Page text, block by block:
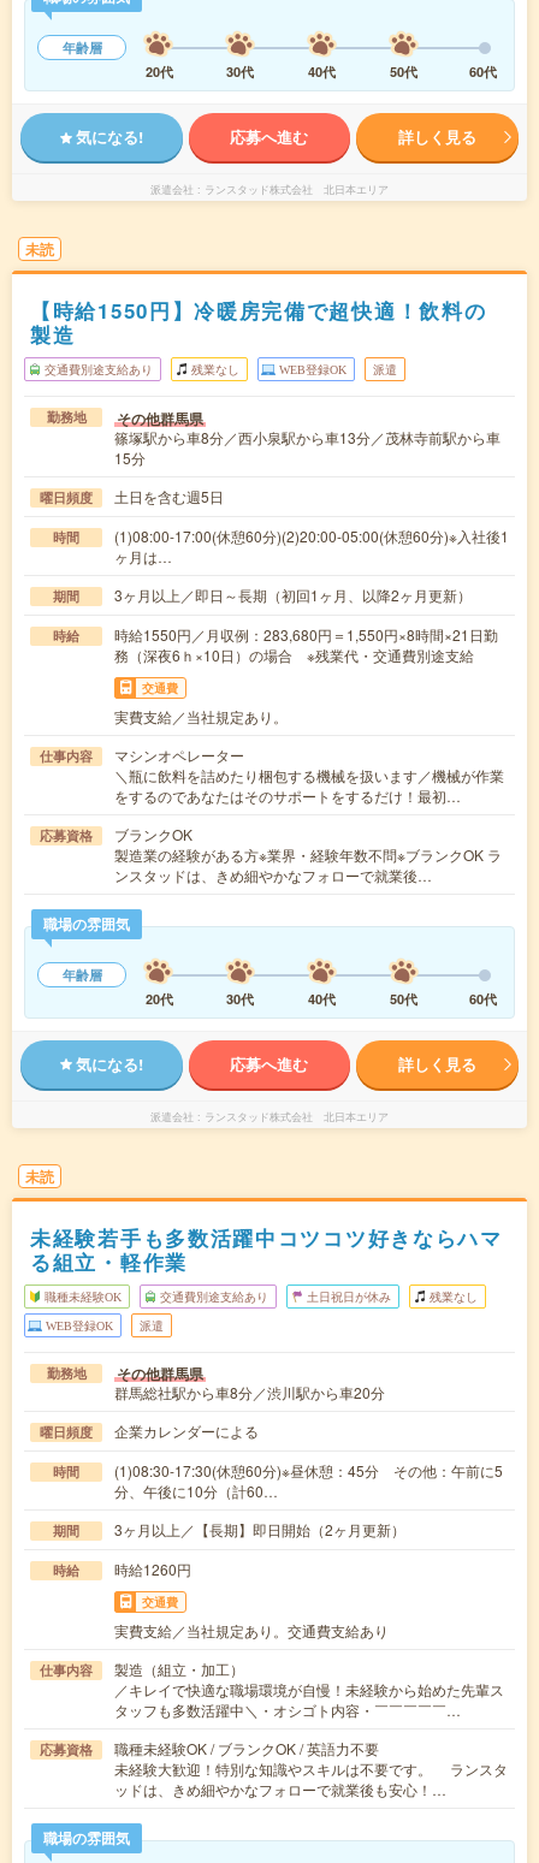
年齢層
20代
30代 40代 50代 60代
気になる! 応募へ進む 詳しく見る
派遣会社 ランスタッド株式会社 北日本エリア
未読
【時給1550円】冷暖房完備で超快適！飲料の
製造
交通費別途支給あり 残業なし WEB登録OK 派遣
勤務地 その他群馬県
篠塚駅から車8分／西小泉駅から車13分／茂林寺前駅から車
15分
曜日頻度 土日を含む週5日
時間
(1)08:00-17:00(休憩60分)(2)20:00-05:00(休憩60分)※入社後1
ヶ月は…
期間 3ヶ月以上／即日～長期（初回1ヶ月、以降2ヶ月更新）
時給
時給1550円／月収例：283,680円＝1,550円×8時間×21日勤
務（深夜6ｈ×10日）の場合 ※残業代・交通費別途支給
交通費
実費支給／当社規定あり。
仕事内容
マシンオペレーター
＼瓶に飲料を詰めたり梱包する機械を扱います／機械が作業
をするのであなたはそのサポートをするだけ！最初…
応募資格
ブランクOK
製造業の経験がある方※業界・経験年数不問※ブランクOK ラ
ンスタッドは、きめ細やかなフォローで就業後…
職場の雰囲気
年齢層
20代
30代 40代 50代 60代
気になる! 応募へ進む 詳しく見る
派遣会社 ランスタッド株式会社 北日本エリア
未読
未経験若手も多数活躍中コツコツ好きならハマ
る組立・軽作業
職種未経験OK 交通費別途支給あり 土日祝日が休み 残業なし
WEB登録OK 派遣
勤務地 その他群馬県
群馬総社駅から車8分／渋川駅から車20分
曜日頻度 企業カレンダーによる
時間
(1)08:30-17:30(休憩60分)※昼休憩：45分 その他：午前に5
分、午後に10分（計60…
期間 3ヶ月以上／【長期】即日開始（2ヶ月更新）
時給 時給1260円
交通費
実費支給／当社規定あり。交通費支給あり
仕事内容
製造（組立・加工）
／キレイで快適な職場環境が自慢！未経験から始めた先輩ス
タッフも多数活躍中＼・オシゴト内容・￣￣￣￣￣…
応募資格
職種未経験OK / ブランクOK / 英語力不要
未経験大歓迎！特別な知識やスキルは不要です。 ランスタ
ッドは、きめ細やかなフォローで就業後も安心！…
職場の雰囲気